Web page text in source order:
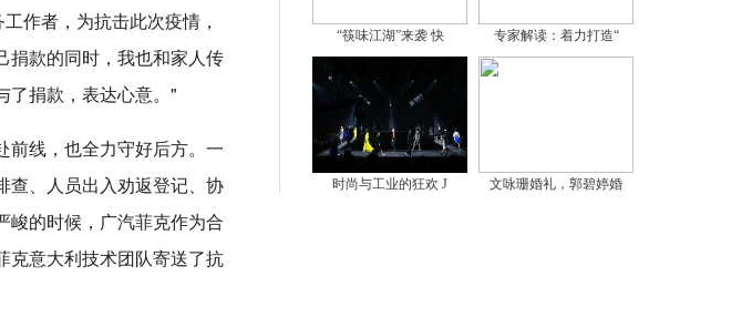
作者，为抗击此次疫情，
捐款的同时，我也和家人传
了捐款，表达心意。"
前线，也全力守好后方。一
查、人员出入劝返登记、协
峻的时候，广汽菲克作为合
克意大利技术团队寄送了抗
“筷味江湖”来袭 快 专家解读：着力打造“
时尚与工业的狂欢 J 文咏珊婚礼，郭碧婷婚